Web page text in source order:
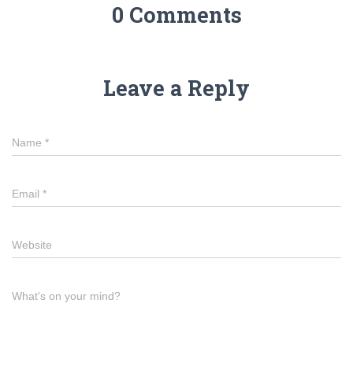
0 Comments
Leave a Reply
Name *
Email *
Website
What's on your mind?